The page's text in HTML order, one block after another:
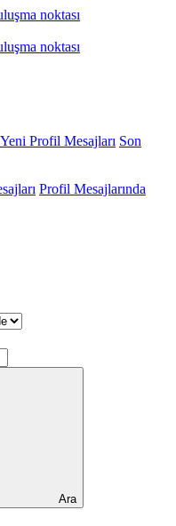
Yeni Profil Mesajları Son
Profil Mesajlarında
Ara